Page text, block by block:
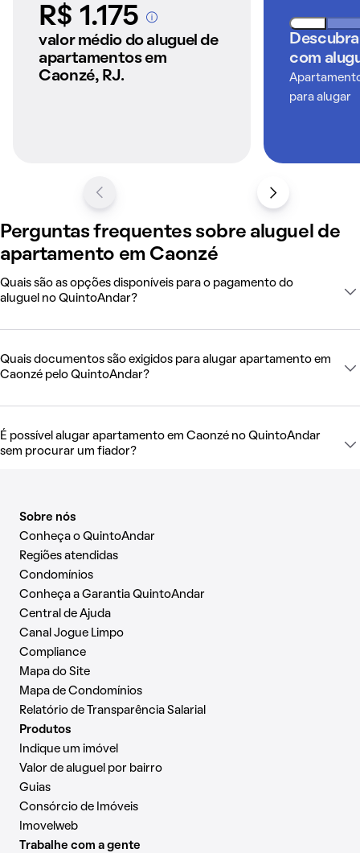
R$ 1.175A partir dos imóveis
anunciados pelo
QuintoAndar
valor médio do aluguel de
apartamentos em
Caonzé, RJ.
com
para alugar
Perguntas frequentes sobre aluguel de
apartamento em Caonzé
Quais são as opções disponíveis para o pagamento do
aluguel no QuintoAndar?
Quais documentos são exigidos para alugar apartamento em
Caonzé pelo QuintoAndar?
É possível alugar apartamento em Caonzé no QuintoAndar
sem procurar um fiador?
Sobre nós
Conheça o QuintoAndar
Regiões atendidas
Condomínios
Conheça a Garantia QuintoAndar
Central de Ajuda
Canal Jogue Limpo
Compliance
Mapa do Site
Mapa de Condomínios
Relatório de Transparência Salarial
Produtos
Indique um imóvel
Valor de aluguel por bairro
Guias
Consórcio de Imóveis
Imovelweb
Trabalhe com a gente